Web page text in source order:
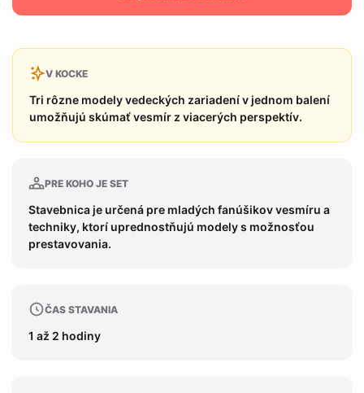
V KOCKE
Tri rôzne modely vedeckých zariadení v jednom balení
umožňujú skúmať vesmír z viacerých perspektív.
PRE KOHO JE SET
Stavebnica je určená pre mladých fanúšikov vesmíru a
techniky, ktorí uprednostňujú modely s možnosťou
prestavovania.
ČAS STAVANIA
1 až 2 hodiny